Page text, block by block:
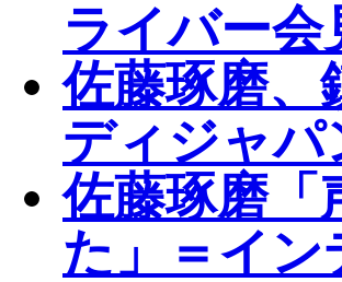
ライバー会
佐藤琢磨、
ディジャパ
佐藤琢磨「
た」＝イ